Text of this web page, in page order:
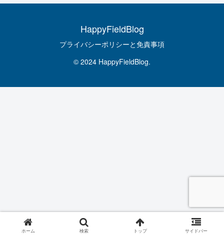
HappyFieldBlog
プライバシーポリシーと免責事項
© 2024 HappyFieldBlog.
ホーム 検索 トップ サイドバー